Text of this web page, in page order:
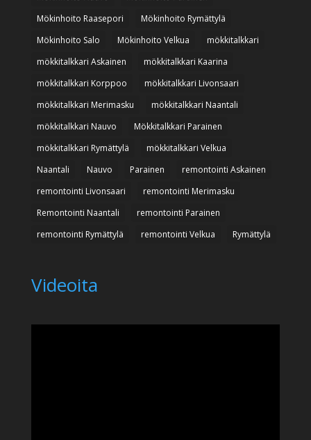
Mökinhoito Raasepori
Mökinhoito Rymättylä
Mökinhoito Salo
Mökinhoito Velkua
mökkitalkkari
mökkitalkkari Askainen
mökkitalkkari Kaarina
mökkitalkkari Korppoo
mökkitalkkari Livonsaari
mökkitalkkari Merimasku
mökkitalkkari Naantali
mökkitalkkari Nauvo
Mökkitalkkari Parainen
mökkitalkkari Rymättylä
mökkitalkkari Velkua
Naantali
Nauvo Parainen
remontointi Askainen
remontointi Livonsaari
remontointi Merimasku
Remontointi Naantali
remontointi Parainen
remontointi Rymättylä
remontointi Velkua Rymättylä
Videoita